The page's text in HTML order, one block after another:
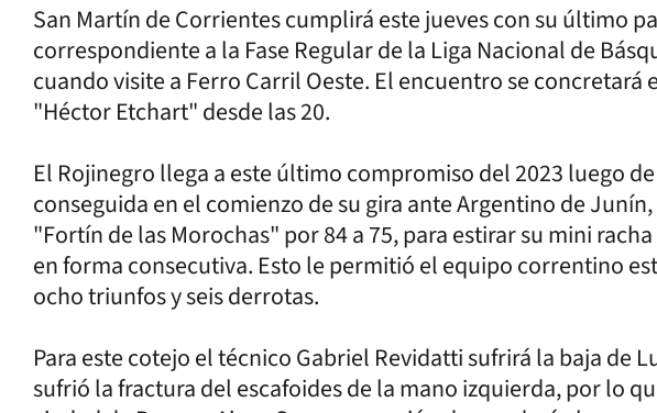
San Martín de Corrientes cumplirá este jueves con su último
correspondiente a la Fase Regular de la Liga Nacional de
cuando visite a Ferro Carril Oeste. El encuentro se concretará
"Héctor Etchart" desde las 20.
El Rojinegro llega a este último compromiso del 2023 luego
conseguida en el comienzo de su gira ante Argentino de
"Fortín de las Morochas" por 84 a 75, para estirar su mini
en forma consecutiva. Esto le permitió el equipo correntino
ocho triunfos y seis derrotas.
Para este cotejo el técnico Gabriel Revidatti sufrirá la baja de
sufrió la fractura del escafoides de la mano izquierda, por lo